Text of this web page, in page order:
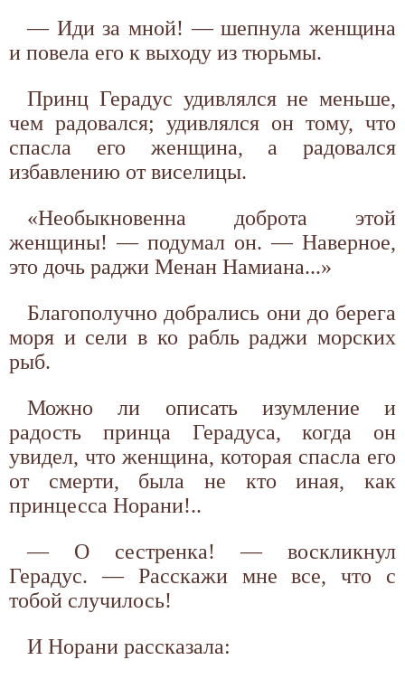
— Иди за мной! — шепнула женщина
и повела его к выходу из тюрьмы.
Принц Герадус удивлялся не меньше,
чем радовался; удивлялся он тому, что
спасла его женщина, а радовался
избавлению от виселицы.
«Необыкновенна доброта этой
женщины! — подумал он. — Наверное,
это дочь раджи Менан Намиана...»
Благополучно добрались они до берега
моря и сели в ко рабль раджи морских
рыб.
Можно ли описать изумление и
радость принца Герадуса, когда он
увидел, что женщина, которая спасла его
от смерти, была не кто иная, как
принцесса Норани!..
— О сестренка! — воскликнул
Герадус. — Расскажи мне все, что с
тобой случилось!
И Норани рассказала: